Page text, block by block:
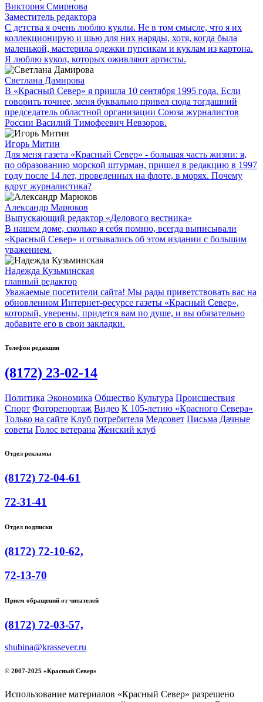
Виктория Смирнова
Заместитель редактора
С детства я очень люблю куклы. Не в том смысле, что я их
коллекционирую и шью для них наряды, хотя, когда была
маленькой, мастерила одежки пупсикам и куклам из картона.
Я люблю кукол, которых оживляют артисты.
Светлана Дамирова
В «Красный Север» я пришла 10 сентября 1995 года. Если
говорить точнее, меня буквально привел сюда тогдашний
председатель областной организации Союза журналистов
России Василий Тимофеевич Невзоров.
Игорь Митин
Для меня газета «Красный Север» - большая часть жизни: я,
по образованию морской штурман, пришел в редакцию в 1997
году после 14 лет, проведенных на флоте, в морях. Почему
вдруг журналистика?
Александр Марюков
Выпускающий редактор «Делового вестника»
В нашем доме, сколько я себя помню, всегда выписывали
«Красный Север» и отзывались об этом издании с большим
уважением.
Надежда Кузьминская
главный редактор
Уважаемые посетители сайта! Мы рады приветствовать вас на
обновленном Интернет-ресурсе газеты «Красный Север»,
который, уверены, придется вам по душе, и вы обязательно
добавите его в свои закладки.
Телефон редакции
(8172) 23-02-14
Политика Экономика Общество Культура Происшествия
Спорт Фоторепортаж Видео К 105-летию «Красного Севера»
Только на сайте Клуб потребителя Медсовет Письма Дачные
советы Голос ветерана Женский клуб
Отдел рекламы
(8172) 72-04-61
72-31-41
Отдел подписки
(8172) 72-10-62,
72-13-70
Прием обращений от читателей
(8172) 72-03-57,
shubina@krassever.ru
© 2007-2025 «Красный Север»
Использование материалов «Красный Север» разрешено